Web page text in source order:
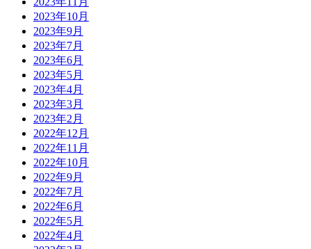
2023年10月
2023年9月
2023年7月
2023年6月
2023年5月
2023年4月
2023年3月
2023年2月
2022年12月
2022年11月
2022年10月
2022年9月
2022年7月
2022年6月
2022年5月
2022年4月